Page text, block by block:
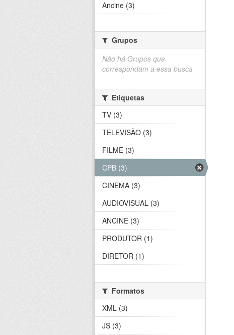
Ancine (3)
Grupos
Não há Grupos que
correspondam a essa busca
Etiquetas
TV (3)
TELEVISÃO (3)
FILME (3)
CPB (3)
CINEMA (3)
AUDIOVISUAL (3)
ANCINE (3)
PRODUTOR (1)
DIRETOR (1)
Formatos
XML (3)
JS (3)